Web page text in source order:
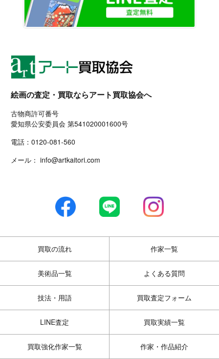
絵画の査定・買取ならアート買取協会へ
古物商許可番号
愛知県公安委員会 第541020001600号
電話：0120-081-560
メール： info@artkaitori.com
買取の流れ 作家一覧
美術品一覧 よくある質問
技法・用語 買取査定フォーム
LINE査定 買取実績一覧
買取強化作家一覧 作家・作品紹介